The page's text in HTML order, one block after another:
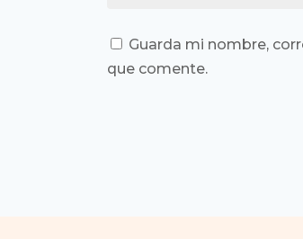
Guarda mi nombre,
que comente.